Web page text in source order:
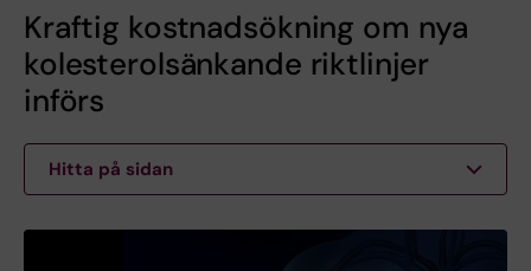
Kraftig kostnadsökning om nya
kolesterolsänkande riktlinjer
införs
Hitta på sidan